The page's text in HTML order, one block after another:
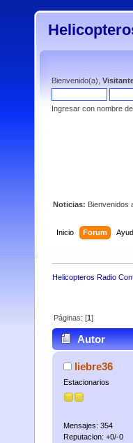
Bienvenido(a),
Ingresar con nombre
Noticias: Bienvenidos
Inicio Forum
Helicopteros Radio
Páginas: [1]
Autor
liebre36
Estacionarios
Mensajes: 354
Reputacion: +0/-0